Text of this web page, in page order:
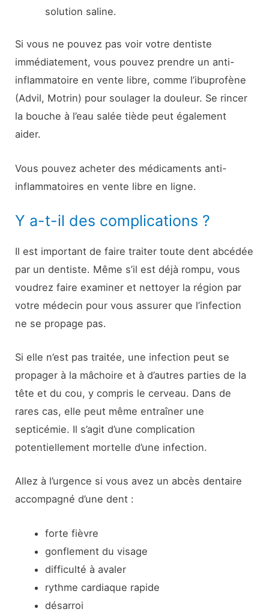
solution saline.
Si vous ne pouvez pas voir votre dentiste
immédiatement, vous pouvez prendre un anti-
inflammatoire en vente libre, comme l’ibuprofène
(Advil, Motrin) pour soulager la douleur. Se rincer
la bouche à l’eau salée tiède peut également
aider.
Vous pouvez acheter des médicaments anti-
inflammatoires en vente libre en ligne.
Y a-t-il des complications ?
Il est important de faire traiter toute dent abcédée
par un dentiste. Même s’il est déjà rompu, vous
voudrez faire examiner et nettoyer la région par
votre médecin pour vous assurer que l’infection
ne se propage pas.
Si elle n’est pas traitée, une infection peut se
propager à la mâchoire et à d’autres parties de la
tête et du cou, y compris le cerveau. Dans de
rares cas, elle peut même entraîner une
septicémie. Il s’agit d’une complication
potentiellement mortelle d’une infection.
Allez à l’urgence si vous avez un abcès dentaire
accompagné d’une dent :
forte fièvre
gonflement du visage
difficulté à avaler
rythme cardiaque rapide
désarroi